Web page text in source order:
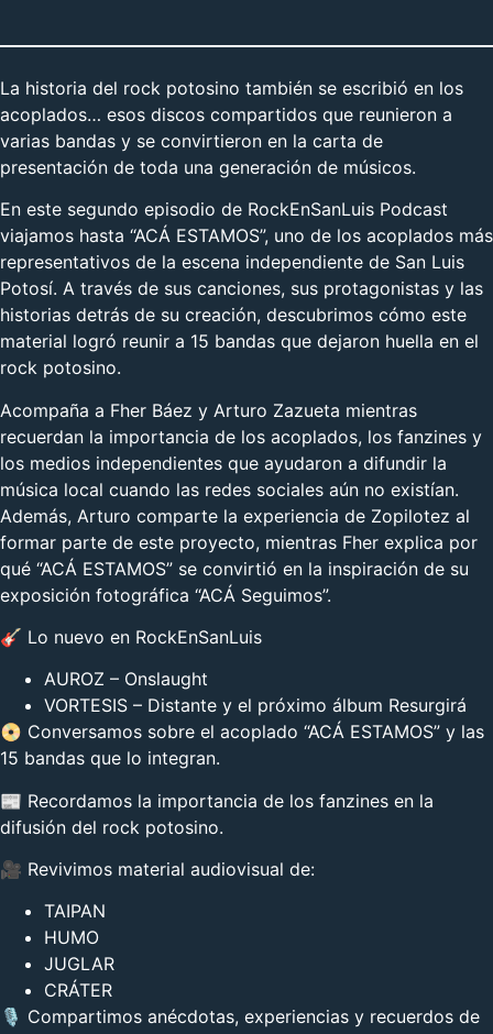
La historia del rock potosino también se escribió en los
acoplados… esos discos compartidos que reunieron a
varias bandas y se convirtieron en la carta de
presentación de toda una generación de músicos.
En este segundo episodio de RockEnSanLuis Podcast
viajamos hasta “ACÁ ESTAMOS”, uno de los acoplados más
representativos de la escena independiente de San Luis
Potosí. A través de sus canciones, sus protagonistas y las
historias detrás de su creación, descubrimos cómo este
material logró reunir a 15 bandas que dejaron huella en el
rock potosino.
Acompaña a Fher Báez y Arturo Zazueta mientras
recuerdan la importancia de los acoplados, los fanzines y
los medios independientes que ayudaron a difundir la
música local cuando las redes sociales aún no existían.
Además, Arturo comparte la experiencia de Zopilotez al
formar parte de este proyecto, mientras Fher explica por
qué “ACÁ ESTAMOS” se convirtió en la inspiración de su
exposición fotográfica “ACÁ Seguimos”.
🎸 Lo nuevo en RockEnSanLuis
AUROZ – Onslaught
VORTESIS – Distante y el próximo álbum Resurgirá
📀 Conversamos sobre el acoplado “ACÁ ESTAMOS” y las
15 bandas que lo integran.
📰 Recordamos la importancia de los fanzines en la
difusión del rock potosino.
🎥 Revivimos material audiovisual de:
TAIPAN
HUMO
JUGLAR
CRÁTER
🎙️ Compartimos anécdotas, experiencias y recuerdos de